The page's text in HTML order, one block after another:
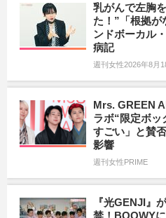
乳がんで左胸
た！”「根拠が
ンドボーカル
病記
週刊女性2026年8月
Mrs. GREEN
ラボ“限定ボッ
すごい」と賛
影響
週刊女性PRIME
『光GENJI』
禁！BOOWY